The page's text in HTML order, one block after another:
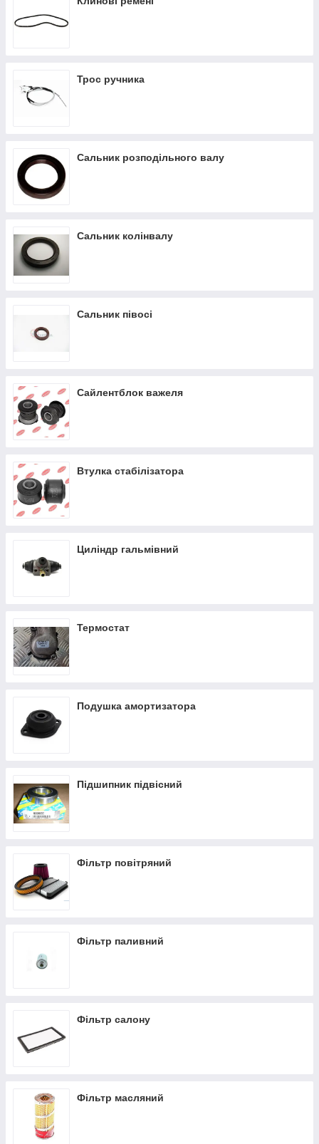
Трос ручника
Сальник розподільного валу
Сальник колінвалу
Сальник півосі
Сайлентблок важеля
Втулка стабілізатора
Циліндр гальмівний
Термостат
Подушка амортизатора
Підшипник підвісний
Фільтр повітряний
Фільтр паливний
Фільтр салону
Фільтр масляний